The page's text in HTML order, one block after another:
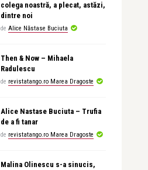
colega noastră, a plecat, astăzi,
dintre noi
de Alice Năstase Buciuta
Then & Now – Mihaela
Radulescu
de revistatango.ro Marea Dragoste
Alice Nastase Buciuta – Trufia
de a fi tanar
de revistatango.ro Marea Dragoste
Malina Olinescu s-a sinucis,